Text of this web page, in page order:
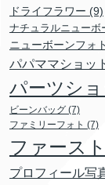
ドライフラワー (9)
ナチュラルニューボ
ニューボーンフォト
パパママショッ
パーツショ
ビーンバッグ (7)
ファミリーフォト (7)
ファース
プロフィール写